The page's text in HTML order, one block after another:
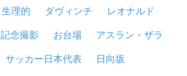
生理的 ダヴィンチ
レオナルド
記念撮影 お台場
アスラン・ザラ
サッカー日本代表
日向坂